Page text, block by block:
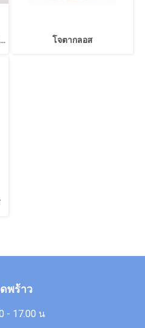
การ์เด็กซ์ พรีเมียม อีนาเมล ชนิดเงา โจตากลอส
พร้าว
- 17.00 น